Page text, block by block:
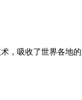
，吸收了世界各地